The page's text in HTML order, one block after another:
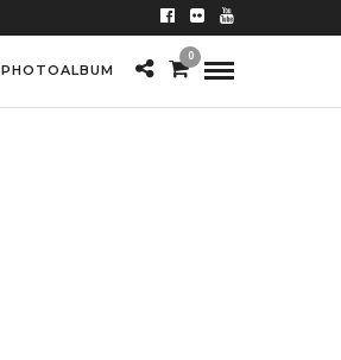
PHOTOALBUM
0